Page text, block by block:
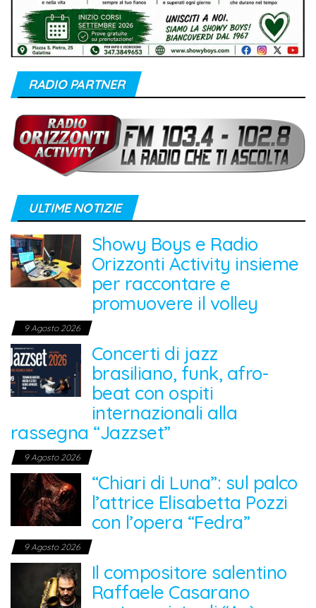
RADIO PARTNER
ULTIME NOTIZIE
Showy Boys e Radio
Orizzonti Activity insieme
per raccontare e
promuovere il volley
9 Agosto 2026
Concerti di jazz
brasiliano, funk, afro-
beat con ospiti
internazionali alla
rassegna “Jazzset”
9 Agosto 2026
“Chiari di Luna”: sul palco
l’attrice Elisabetta Pozzi
con l’opera “Fedra”
9 Agosto 2026
Il compositore salentino
Raffaele Casarano